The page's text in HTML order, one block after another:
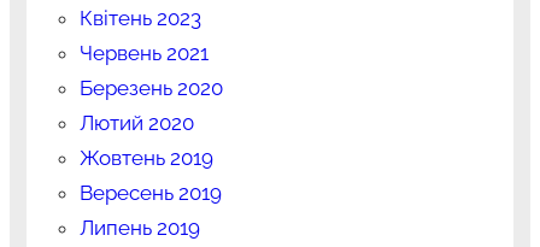
Квітень 2023
Червень 2021
Березень 2020
Лютий 2020
Жовтень 2019
Вересень 2019
Липень 2019